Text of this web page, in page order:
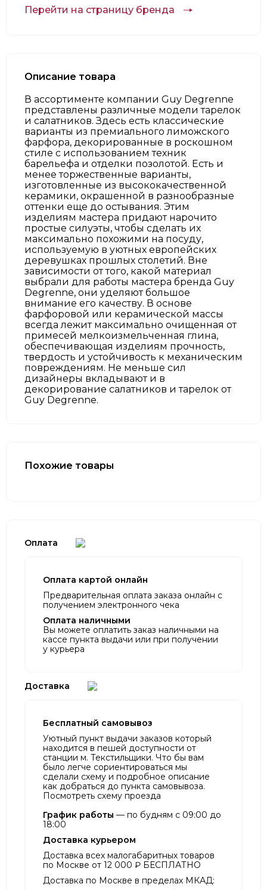
Перейти на страницу бренда
Описание товара
В ассортименте компании Guy Degrenne
представлены различные модели тарелок
и салатников. Здесь есть классические
варианты из премиального лиможского
фарфора, декорированные в роскошном
стиле с использованием техник
барельефа и отделки позолотой. Есть и
менее торжественные варианты,
изготовленные из высококачественной
керамики, окрашенной в разнообразные
оттенки еще до остывания. Этим
изделиям мастера придают нарочито
простые силуэты, чтобы сделать их
максимально похожими на посуду,
используемую в уютных европейских
деревушках прошлых столетий. Вне
зависимости от того, какой материал
выбрали для работы мастера бренда Guy
Degrenne, они уделяют большое
внимание его качеству. В основе
фарфоровой или керамической массы
всегда лежит максимально очищенная от
примесей мелкоизмельченная глина,
обеспечивающая изделиям прочность,
твердость и устойчивость к механическим
повреждениям. Не меньше сил
дизайнеры вкладывают и в
декорирование салатников и тарелок от
Guy Degrenne.
Похожие товары
Оплата
Оплата картой онлайн
Предварительная оплата заказа онлайн с
получением электронного чека
Оплата наличными
Вы можете оплатить заказ наличными на
кассе пункта выдачи или при получении
у курьера
Доставка
Бесплатный самовывоз
Уютный пункт выдачи заказов который
находится в пешей доступности от
станции м. Текстильщики. Что бы вам
было легче сориентироваться мы
сделали схему и подробное описание
как добраться до пункта самовывоза.
Посмотреть схему проезда
График работы — по будням с 09:00 до
18:00
Доставка курьером
Доставка всех малогабаритных товаров
по Москве от 12 000 ₽ БЕСПЛАТНО
Доставка по Москве в пределах МКАД: